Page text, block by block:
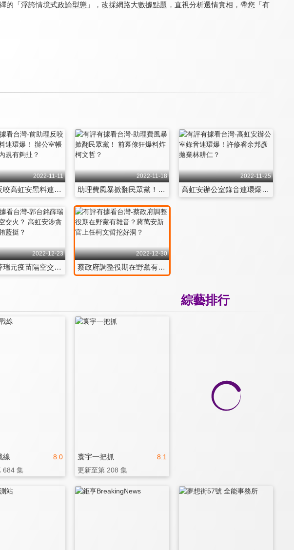
的「浮誇情境式政論型態」，改採網路大數據點題，直視分析選情實相，帶您「有
2022-11-11
前助理反咬高虹安黑料連環爆！ 辦公室帳目遭公開內規有夠扯？
2022-11-18
助理費風暴掀翻民眾黨！ 前幕僚狂爆料炸柯文哲？
2022-11-25
高虹安辦公室錄音連環爆！許修睿余邦彥拋棄林耕仁？
2022-12-23
郭台銘薛瑞元疫苗隔空交火？ 高虹安涉貪鍾東錦涉賄藍挺？
2022-12-30
蔡政府調整役期在野黨有雜音？蔣萬安新官上任柯文哲挖好洞？
綜藝排行
8.0
線
684 集
8.1
寰宇一把抓
更新至第 208 集